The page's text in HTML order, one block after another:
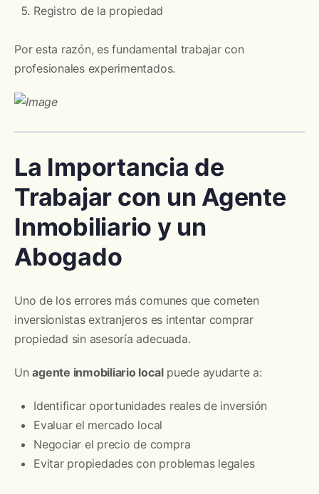
Registro de la propiedad
Por esta razón, es fundamental trabajar con
profesionales experimentados.
La Importancia de
Trabajar con un Agente
Inmobiliario y un
Abogado
Uno de los errores más comunes que cometen
inversionistas extranjeros es intentar comprar
propiedad sin asesoría adecuada.
Unagente inmobiliario localpuede ayudarte a:
Identificar oportunidades reales de inversión
Evaluar el mercado local
Negociar el precio de compra
Evitar propiedades con problemas legales